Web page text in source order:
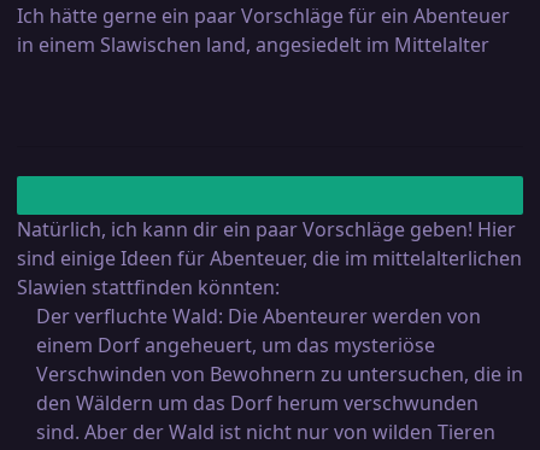
Ich hätte gerne ein paar Vorschläge für ein Abenteuer
in einem Slawischen land, angesiedelt im Mittelalter
Natürlich, ich kann dir ein paar Vorschläge geben! Hier
sind einige Ideen für Abenteuer, die im mittelalterlichen
Slawien stattfinden könnten:
Der verfluchte Wald: Die Abenteurer werden von
einem Dorf angeheuert, um das mysteriöse
Verschwinden von Bewohnern zu untersuchen, die in
den Wäldern um das Dorf herum verschwunden
sind. Aber der Wald ist nicht nur von wilden Tieren